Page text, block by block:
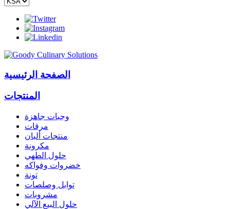
الصفحة الرئيسية
المنتجات
وجبات جاهزة
مرقات
منتجات ألبان
مكرونة
حلول الطهي
خضروات وفواكه
تونة
توابل وصلصات
مشروبات
حلول البيع الآلي